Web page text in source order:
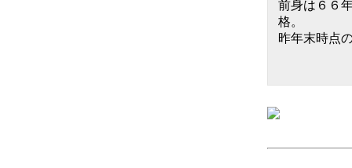
前身は６６
格。
昨年末時点